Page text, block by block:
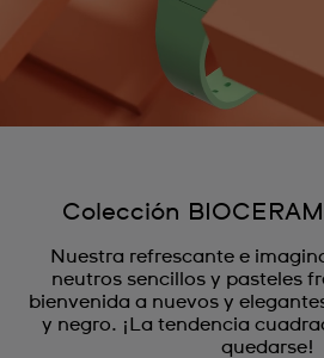
Colección
Nuestra refrescante e
neutros sencillos y pasteles
bienvenida a nuevos y
y negro. ¡La tendencia
quedarse!